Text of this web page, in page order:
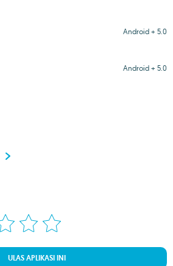
Android + 5.0
Android + 5.0
ULAS APLIKASI INI